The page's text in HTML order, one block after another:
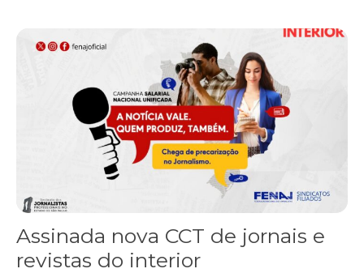
Assinada nova CCT de jornais e revistas do interior
Assinada nova CCT de jornais e
revistas do interior